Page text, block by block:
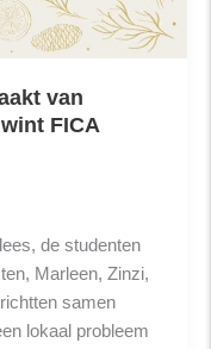
van
FICA
de studenten
Marleen, Zinzi,
samen
lokaal probleem